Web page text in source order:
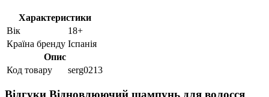
Характеристики
Вік
18+
Країна бренду Іспанія
Опис
Код товару
serg0213